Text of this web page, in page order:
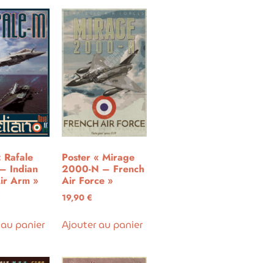
Rafale
Indian
Arm »
panier
Poster « Mirage
2000-N – French
Air Force »
19,90 €
Ajouter au panier